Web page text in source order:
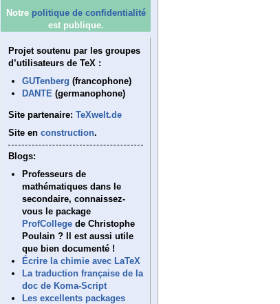
Notre politique de confidentialité
est publique.
Projet soutenu par les groupes
d’utilisateurs de TeX :
GUTenberg (francophone)
DANTE (germanophone)
Site partenaire: TeXwelt.de
Site en construction.
Blogs:
Professeurs de
mathématiques dans le
secondaire, connaissez-
vous le package
ProfCollege de Christophe
Poulain ? Il est aussi utile
que bien documenté !
Écrire la chimie avec LaTeX
La traduction française de la
doc de Koma-Script
Les excellents packages